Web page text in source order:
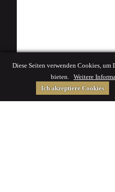
Diese Seiten verwenden Cookies, um
bieten. Weitere
Ich akzeptiere Cookies